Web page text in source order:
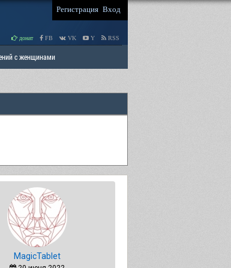
Регистрация Вход
донат FB VK Y RSS
с женщинами
MagicTablet